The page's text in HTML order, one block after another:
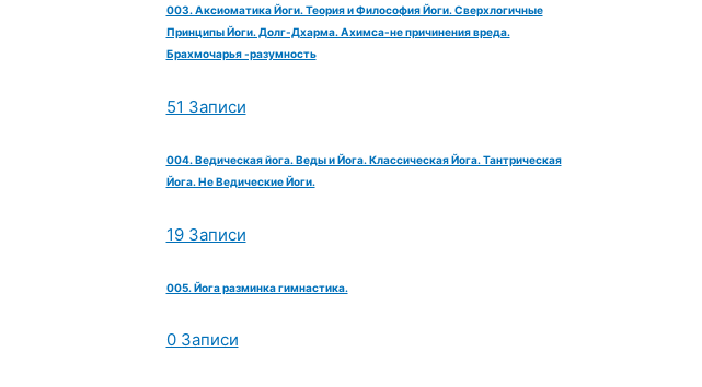
003. Аксиоматика Йоги. Теория и Философия Йоги. Сверхлогичные
Принципы Йоги. Долг-Дхарма. Ахимса-не причинения вреда.
Брахмочарья -разумность
51 Записи
004. Ведическая йога. Веды и Йога. Классическая Йога. Тантрическая
Йога. Не Ведические Йоги.
19 Записи
005. Йога разминка гимнастика.
0 Записи